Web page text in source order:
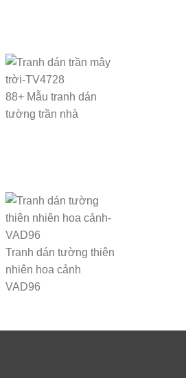
88+ Mẫu tranh dán
tường trần nhà
Tranh dán tường thiên
nhiên hoa cảnh
VAD96